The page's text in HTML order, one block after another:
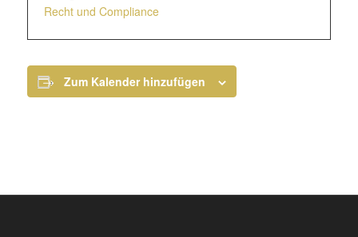
Recht und Compliance
Zum Kalender hinzufügen